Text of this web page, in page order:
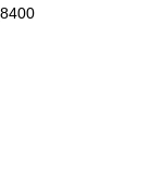
8400